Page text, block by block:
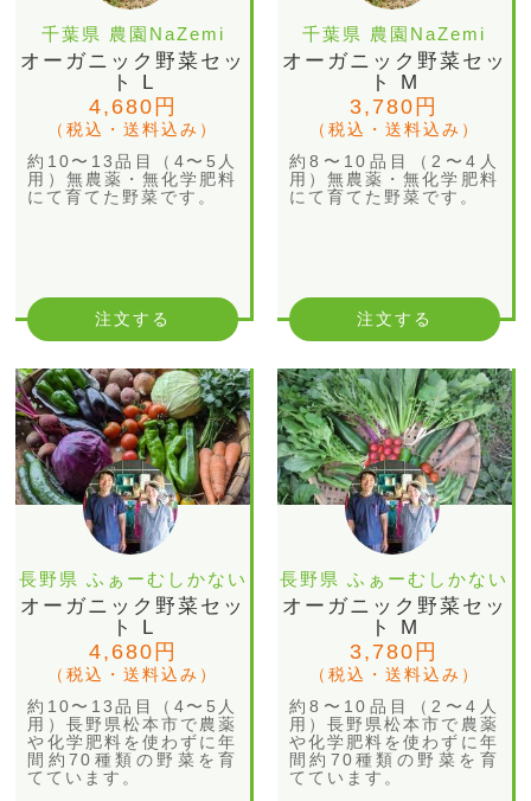
千葉県 農園NaZemi
オーガニック野菜セッ
ト L
4,680円
（税込・送料込み）
約10〜13品目（4〜5人
用）無農薬・無化学肥料
にて育てた野菜です。
注文する
千葉県 農園NaZemi
オーガニック野菜セッ
ト M
3,780円
（税込・送料込み）
約8〜10品目（2〜4人
用）無農薬・無化学肥料
にて育てた野菜です。
注文する
長野県 ふぁーむしかない
オーガニック野菜セッ
ト L
4,680円
（税込・送料込み）
約10〜13品目（4〜5人
用）長野県松本市で農薬
や化学肥料を使わずに年
間約70種類の野菜を育
てています。
長野県 ふぁーむしかない
オーガニック野菜セッ
ト M
3,780円
（税込・送料込み）
約8〜10品目（2〜4人
用）長野県松本市で農薬
や化学肥料を使わずに年
間約70種類の野菜を育
てています。